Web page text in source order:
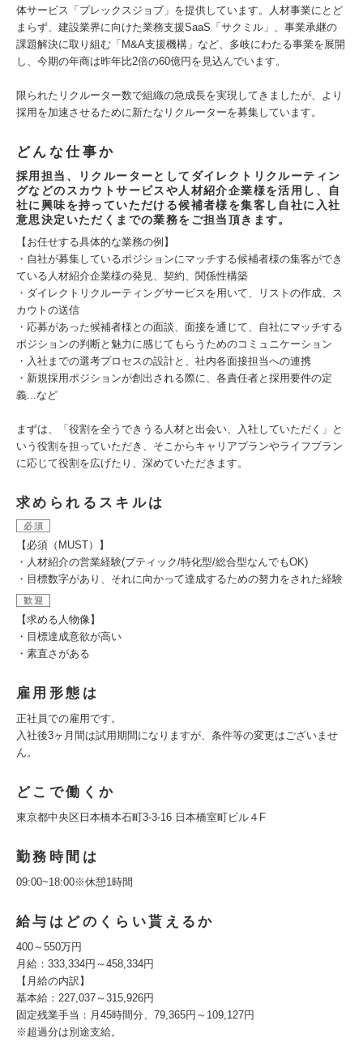
体サービス「プレックスジョブ」を提供しています。人材事業にとど
まらず、建設業界に向けた業務支援SaaS「サクミル」、事業承継の
課題解決に取り組む「M&A支援機構」など、多岐にわたる事業を展開
し、今期の年商は昨年比2倍の60億円を見込んでいます。
限られたリクルーター数で組織の急成長を実現してきましたが、より
採用を加速させるために新たなリクルーターを募集しています。
どんな仕事か
採用担当、リクルーターとしてダイレクトリクルーティン
グなどのスカウトサービスや人材紹介企業様を活用し、自
社に興味を持っていただける候補者様を集客し自社に入社
意思決定いただくまでの業務をご担当頂きます。
【お任せする具体的な業務の例】
・自社が募集しているポジションにマッチする候補者様の集客ができ
ている人材紹介企業様の発見、契約、関係性構築
・ダイレクトリクルーティングサービスを用いて、リストの作成、ス
カウトの送信
・応募があった候補者様との面談、面接を通じて、自社にマッチする
ポジションの判断と魅力に感じてもらうためのコミュニケーション
・入社までの選考プロセスの設計と、社内各面接担当への連携
・新規採用ポジションが創出される際に、各責任者と採用要件の定
義...など
まずは、「役割を全うできうる人材と出会い、入社していただく」と
いう役割を担っていただき、そこからキャリアプランやライフプラン
に応じて役割を広げたり、深めていただきます。
求められるスキルは
必須
【必須（MUST）】
・人材紹介の営業経験(ブティック/特化型/総合型なんでもOK)
・目標数字があり、それに向かって達成するための努力をされた経験
歓迎
【求める人物像】
・目標達成意欲が高い
・素直さがある
雇用形態は
正社員での雇用です。
入社後3ヶ月間は試用期間になりますが、条件等の変更はございませ
ん。
どこで働くか
東京都中央区日本橋本石町3-3-16 日本橋室町ビル４F
勤務時間は
09:00~18:00※休憩1時間
給与はどのくらい貰えるか
400～550万円
月給：333,334円～458,334円
【月給の内訳】
基本給：227,037～315,926円
固定残業手当：月45時間分、79,365円～109,127円
※超過分は別途支給。